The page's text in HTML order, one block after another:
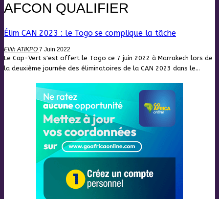
AFCON QUALIFIER
Élim CAN 2023 : le Togo se complique la tâche
Ellih ATIKPO 7 Juin 2022
Le Cap-Vert s'est offert le Togo ce 7 juin 2022 à Marrakech lors de
la deuxième journée des éliminatoires de la CAN 2023 dans le…